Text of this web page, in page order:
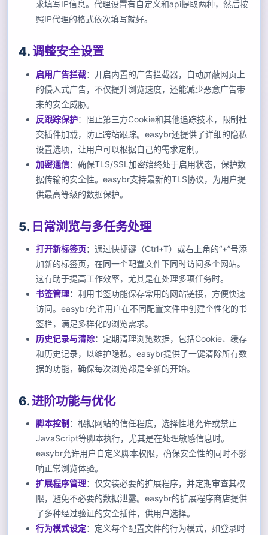
求填写IP信息。代理设置有自定义和api提取两种，然后按
照IP代理的格式依次填写就好。
4.调整安全设置
启用广告拦截：开启内置的广告拦截器，自动屏蔽网页上
的侵入式广告，不仅提升浏览速度，还能减少恶意广告带
来的安全威胁。
反跟踪保护：阻止第三方Cookie和其他追踪技术，限制社
交插件加载，防止跨站跟踪。easybr还提供了详细的隐私
设置选项，让用户可以根据自己的需求定制。
加密通信：确保TLS/SSL加密始终处于启用状态，保护数
据传输的安全性。easybr支持最新的TLS协议，为用户提
供最高等级的数据保护。
5. 日常浏览与多任务处理
打开新标签页：通过快捷键（Ctrl+T）或右上角的“+”号添
加新的标签页，在同一个配置文件下同时访问多个网站。
这有助于提高工作效率，尤其是在处理多项任务时。
书签管理：利用书签功能保存常用的网站链接，方便快速
访问。easybr允许用户在不同配置文件中创建个性化的书
签栏，满足多样化的浏览需求。
历史记录与清除：定期清理浏览数据，包括Cookie、缓存
和历史记录，以维护隐私。easybr提供了一键清除所有数
据的功能，确保每次浏览都是全新的开始。
6. 进阶功能与优化
脚本控制 ：根据网站的信任程度，选择性地允许或禁止
JavaScript等脚本执行，尤其是在处理敏感信息时。
easybr允许用户自定义脚本权限，确保安全性的同时不影
响正常浏览体验。
扩展程序管理：仅安装必要的扩展程序，并定期审查其权
限，避免不必要的数据泄露。easybr的扩展程序商店提供
了多种经过验证的安全插件，供用户选择。
行为模式设定：定义每个配置文件的行为模式，如登录时